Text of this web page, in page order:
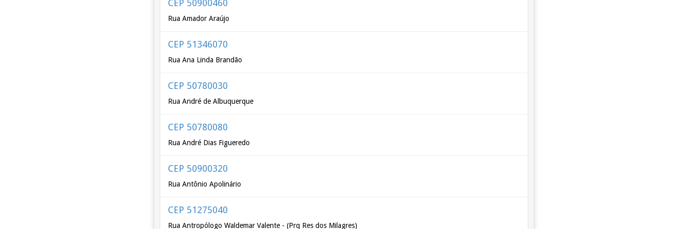
CEP 50900460
Rua Amador Araújo
CEP 51346070
Rua Ana Linda Brandão
CEP 50780030
Rua André de Albuquerque
CEP 50780080
Rua André Dias Figueredo
CEP 50900320
Rua Antônio Apolinário
CEP 51275040
Rua Antropólogo Waldemar Valente - (Prq Res dos Milagres)